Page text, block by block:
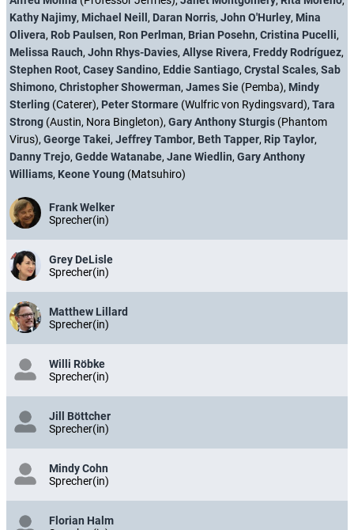
Kathy Najimy, Michael Neill , Daran Norris, John O'Hurley, Mina
Olivera, Rob Paulsen, Ron Perlman, Brian Posehn, Cristina Pucelli,
Melissa Rauch, John Rhys-Davies, Allyse Rivera, Freddy Rodríguez,
Stephen Root, Casey Sandino, Eddie Santiago, Crystal Scales, Sab
Shimono, Christopher Showerman, James Sie (Pemba), Mindy
Sterling (Caterer), Peter Stormare (Wulfric von Rydingsvard), Tara
Strong (Austin, Nora Bingleton), Gary Anthony Sturgis (Phantom
Virus), George Takei, Jeffrey Tambor, Beth Tapper, Rip Taylor,
Danny Trejo, Gedde Watanabe, Jane Wiedlin, Gary Anthony
Williams, Keone Young (Matsuhiro)
Frank Welker
Sprecher(in)
Grey DeLisle
Sprecher(in)
Matthew Lillard
Sprecher(in)
Willi Röbke
Sprecher(in)
Jill Böttcher
Sprecher(in)
Mindy Cohn
Sprecher(in)
Florian Halm